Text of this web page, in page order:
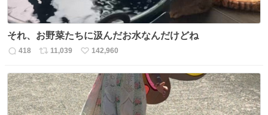
それ、お野菜たちに汲んだお水なんだけどね
返
数
418
リ
ス
ト
数
11,039
い
ね
数
142,960